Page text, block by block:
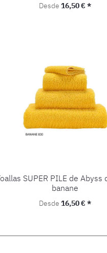
Precio normal:
Desde 16,50 € *
SUPER PILE de Abyss
banane
Precio normal:
Desde 16,50 € *